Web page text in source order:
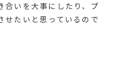
合いを大事にしたり、プ
せたいと思っているので